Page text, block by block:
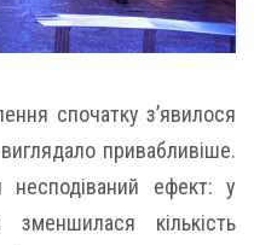
спочатку з’явилося
привабливіше.
ефект: у
кількість